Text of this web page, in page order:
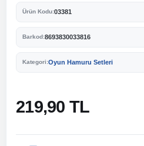
Ürün Kodu:03381
Barkod:8693830033816
Kategori:Oyun Hamuru Setleri
219,90 TL